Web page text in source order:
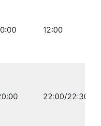
12:00
22:00/22:30